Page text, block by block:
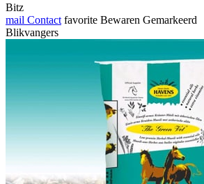
Bitz
mail Contact favorite Bewaren Gemarkeerd
Blikvangers